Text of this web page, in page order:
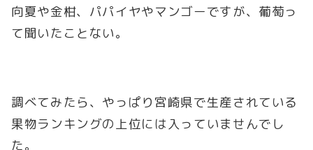
向夏や金柑、パパイヤやマンゴーですが、葡萄っ
て聞いたことない。
調べてみたら、やっぱり宮崎県で生産されている
果物ランキングの上位には入っていませんでし
た。